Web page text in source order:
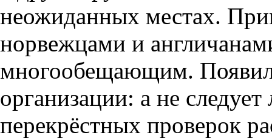
неожиданных местах.
норвежцами и
многообещающим.
организации: а не
перекрёстных проверок